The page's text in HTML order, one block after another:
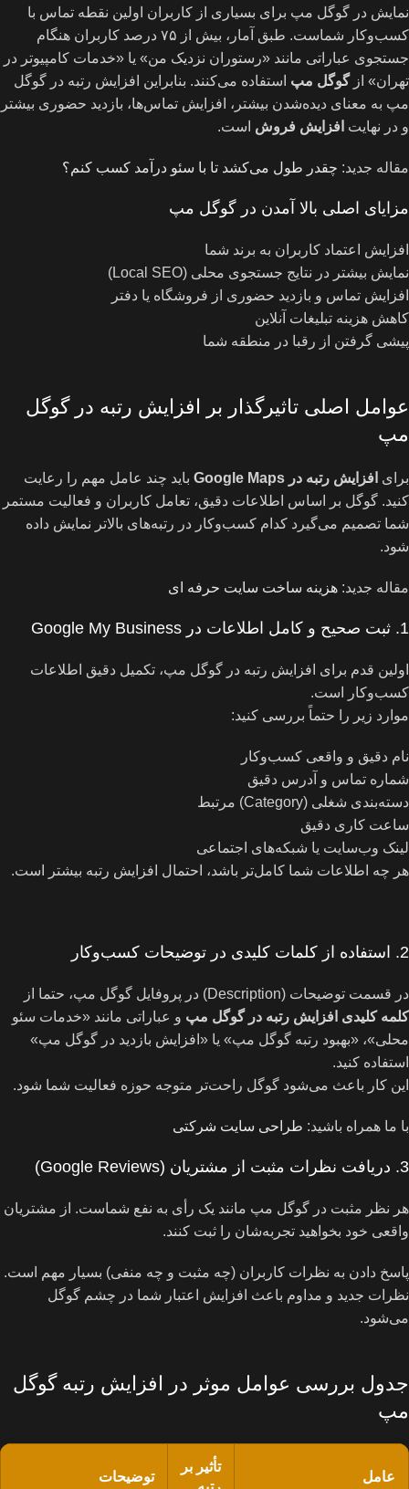
نمایش در گوگل مپ برای بسیاری از کاربران اولین نقطه تماس با
کسب‌وکار شماست. طبق آمار، بیش از ۷۵ درصد کاربران هنگام
جستجوی عباراتی مانند «رستوران نزدیک من» یا «خدمات کامپیوتر در
تهران» ازگوگل مپ استفاده می‌کنند. بنابراین افزایش رتبه در گوگل
مپ به معنای دیده‌شدن بیشتر، افزایش تماس‌ها، بازدید حضوری بیشتر
و در نهایت افزایش فروش است.
مقاله جدید: چقدر طول می‌کشد تا با سئو درآمد کسب کنم؟
مزایای اصلی بالا آمدن در گوگل مپ
افزایش اعتماد کاربران به برند شما
نمایش بیشتر در نتایج جستجوی محلی (Local SEO)
افزایش تماس و بازدید حضوری از فروشگاه یا دفتر
کاهش هزینه تبلیغات آنلاین
پیشی گرفتن از رقبا در منطقه شما
عوامل اصلی تاثیرگذار بر افزایش رتبه در گوگل
مپ
برای افزایش رتبه در Google Maps
باید چند عامل مهم را رعایت
کنید. گوگل بر اساس اطلاعات دقیق، تعامل کاربران و فعالیت مستمر
شما تصمیم می‌گیرد کدام کسب‌وکار در رتبه‌های بالاتر نمایش داده
شود.
مقاله جدید: هزینه ساخت سایت حرفه ای
1. ثبت صحیح و کامل اطلاعات در Google My Business
اولین قدم برای افزایش رتبه در گوگل مپ، تکمیل دقیق اطلاعات
کسب‌وکار است.
موارد زیر را حتماً بررسی کنید:
نام دقیق و واقعی کسب‌وکار
شماره تماس و آدرس دقیق
دسته‌بندی شغلی (Category) مرتبط
ساعت کاری دقیق
لینک وب‌سایت یا شبکه‌های اجتماعی
هر چه اطلاعات شما کامل‌تر باشد، احتمال افزایش رتبه بیشتر است.
2. استفاده از کلمات کلیدی در توضیحات کسب‌وکار
در قسمت توضیحات (Description) در پروفایل گوگل مپ، حتما از
کلمه کلیدی افزایش رتبه در گوگل مپ و عباراتی مانند «خدمات سئو
محلی»، «بهبود رتبه گوگل مپ» یا «افزایش بازدید در گوگل مپ»
استفاده کنید.
این کار باعث می‌شود گوگل راحت‌تر متوجه حوزه فعالیت شما شود.
با ما همراه باشید: طراحی سایت شرکتی
3. دریافت نظرات مثبت از مشتریان (Google Reviews)
هر نظر مثبت در گوگل مپ مانند یک رأی به نفع شماست. از مشتریان
واقعی خود بخواهید تجربه‌شان را ثبت کنند.
پاسخ دادن به نظرات کاربران (چه مثبت و چه منفی) بسیار مهم است.
نظرات جدید و مداوم باعث افزایش اعتبار شما در چشم گوگل
می‌شود.
جدول بررسی عوامل موثر در افزایش رتبه گوگل
مپ
عامل
تأثیر بر
توضیحات